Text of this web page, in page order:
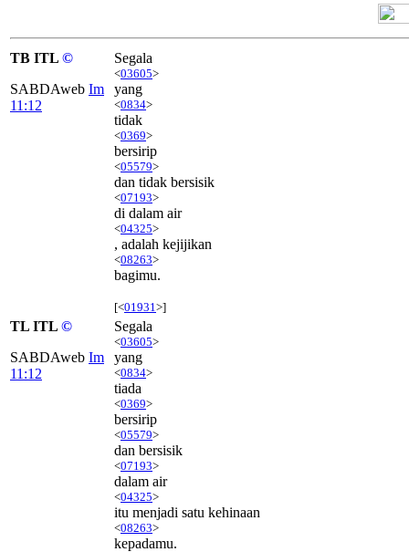
TB ITL ©
SABDAweb Im
11:12
Segala
<03605>
yang
<0834>
tidak
<0369>
bersirip
<05579>
dan tidak bersisik
<07193>
di dalam air
<04325>
, adalah kejijikan
<08263>
bagimu.
[<01931 >]
TL ITL ©
SABDAweb Im
11:12
Segala
<03605>
yang
<0834>
tiada
<0369>
bersirip
<05579>
dan bersisik
<07193>
dalam air
<04325>
itu menjadi satu kehinaan
<08263>
kepadamu.